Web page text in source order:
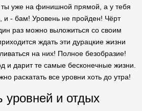
ты уже на финишной прямой, а у тебя
и - бам! Уровень не пройден! Чёрт
раз можно выложиться со своим
ждать эти дурацкие жизни
на них! Полное безобразие!
и дарит те самые бесконечные жизни.
раскатать все уровни хоть до утра!
уровней и отдых